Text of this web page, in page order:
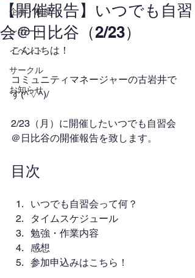
企画・制度
レポート
イベント
サークル
お知らせ
【開催報告】いつでも自習
会＠日比谷（2/23）
こんにちは！
コミュニティマネージャーの古岩井で
す(^▽^)/
2/23（月）に開催したいつでも自習会
＠日比谷の開催報告を致します。
目次
いつでも自習会って何？
タイムスケジュール
勉強・作業内容
感想
参加申込みはこちら！